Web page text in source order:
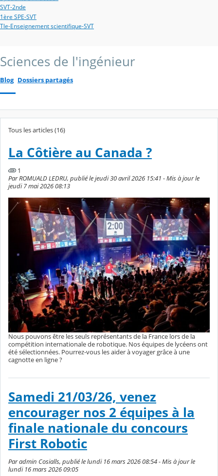
SVT-2nde
1ère SPE-SVT
Tle-Enseignement scientifique-SVT
Sciences de l'ingénieur
Blog Dossiers partagés
Tous les articles (16)
La Côtière au Canada ?
1
Par ROMUALD LEDRU, publié le jeudi 30 avril 2026 15:41 - Mis à jour le
jeudi 7 mai 2026 08:13
Nous pouvons être les seuls représentants de la France lors de la
compétition internationale de robotique. Nos équipes de lycéens ont
été sélectionnées. Pourrez-vous les aider à voyager grâce à une
cagnotte en ligne ?
Samedi 21/03/26, venez
encourager nos 2 équipes à la
finale nationale du concours
First Robotic
Par admin Cosialls, publié le lundi 16 mars 2026 08:54 - Mis à jour le
lundi 16 mars 2026 09:05